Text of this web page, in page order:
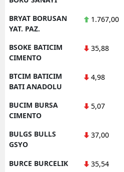
BRYAT BORUSAN
YAT. PAZ.
1.767,00
BSOKE BATICIM
CIMENTO
35,88
BTCIM BATICIM
BATI ANADOLU
4,98
BUCIM BURSA
CIMENTO
5,07
BULGS BULLS
GSYO
37,00
BURCE BURCELIK 35,54